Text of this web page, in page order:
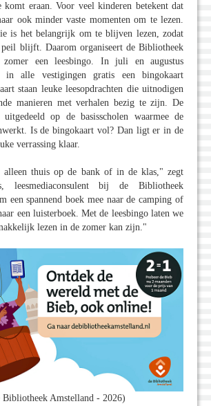
komt eraan. Voor veel kinderen betekent dat
ook minder vaste momenten om te lezen.
is het belangrijk om te blijven lezen, zodat
peil blijft. Daarom organiseert de Bibliotheek
zomer een leesbingo. In juli en augustus
in alle vestigingen gratis een bingokaart
staan leuke leesopdrachten die uitnodigen
manieren met verhalen bezig te zijn. De
op de basisscholen waarmee de
Is de bingokaart vol? Dan ligt er in de
verrassing klaar.
alleen thuis op de bank of in de klas," zegt
leesmediaconsulent bij de Bibliotheek
een spannend boek mee naar de camping of
een luisterboek. Met de leesbingo laten we
lezen in de zomer kan zijn."
Bibliotheek Amstelland - 2026)